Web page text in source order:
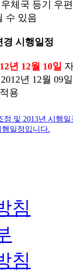
체국 등기 우
수 있음
경 시행일정
년 12월 10일
년 12월 09
용
정 및 2013년 시행
일정입니다.
침
침